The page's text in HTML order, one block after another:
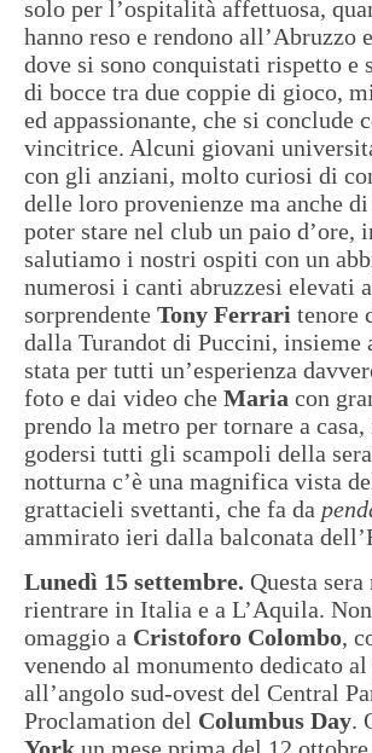
solo per l’ospitalità affettuosa,
hanno reso e rendono
dove si sono conquistati rispetto
di bocce tra due coppie di gioco,
ed appassionante, che si conclude
vincitrice. Alcuni giovani
con gli anziani, molto curiosi di
delle loro provenienze ma anche
poter stare nel club un paio d’ore,
salutiamo i nostri ospiti con un
numerosi i canti abruzzesi elevati
sorprendente Tony Ferrari tenore
dalla Turandot di Puccini, insieme
stata per tutti un’esperienza
foto e dai video che Maria con
prendo la metro per tornare a
godersi tutti gli scampoli della
notturna c’è una magnifica vista
grattacieli svettanti, che fa da
ammirato ieri dalla balconata
Lunedì 15 settembre. Questa
rientrare in Italia e a L’Aquila.
omaggio a Cristoforo Colombo,
venendo al monumento dedicato
all’angolo sud-ovest del Central
Proclamation del Columbus Day.